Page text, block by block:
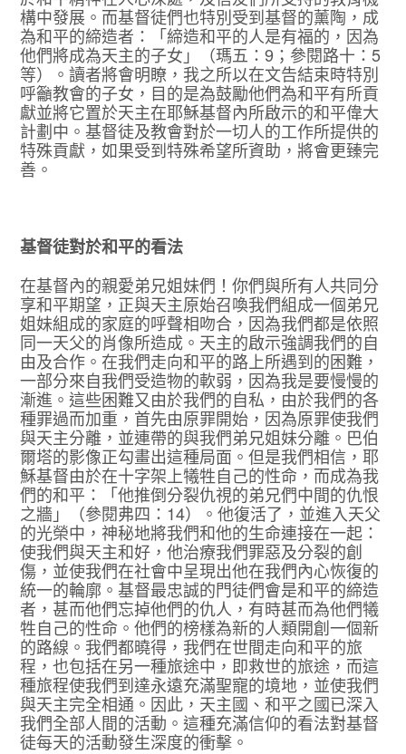
構中發展。而基督徒們也特別受到基督的薰陶，成
為和平的締造者：「締造和平的人是有福的，因為
他們將成為天主的子女」（瑪五：9；參閱路十：5
等）。讀者將會明瞭，我之所以在文告結束時特別
呼籲教會的子女，目的是為鼓勵他們為和平有所貢
獻並將它置於天主在耶穌基督內所啟示的和平偉大
計劃中。基督徒及教會對於一切人的工作所提供的
特殊貢獻，如果受到特殊希望所資助，將會更臻完
善。
基督徒對於和平的看法
在基督內的親愛弟兄姐妹們！你們與所有人共同分
享和平期望，正與天主原始召喚我們組成一個弟兄
姐妹組成的家庭的呼聲相吻合，因為我們都是依照
同一天父的肖像所造成。天主的啟示強調我們的自
由及合作。在我們走向和平的路上所遇到的困難，
一部分來自我們受造物的軟弱，因為我是要慢慢的
漸進。這些困難又由於我們的自私，由於我們的各
種罪過而加重，首先由原罪開始，因為原罪使我們
與天主分離，並連帶的與我們弟兄姐妹分離。巴伯
爾塔的影像正勾畫出這種局面。但是我們相信，耶
穌基督由於在十字架上犧牲自己的性命，而成為我
們的和平：「他推倒分裂仇視的弟兄們中間的仇恨
之牆」（參閱弗四：14）。他復活了，並進入天父
的光榮中，神秘地將我們和他的生命連接在一起：
使我們與天主和好，他治療我們罪惡及分裂的創
傷，並使我們在社會中呈現出他在我們內心恢復的
統一的輪廓。基督最忠誠的門徒們會是和平的締造
者，甚而他們忘掉他們的仇人，有時甚而為他們犧
牲自己的性命。他們的榜樣為新的人類開創一個新
的路線。我們都曉得，我們在世間走向和平的旅
程，也包括在另一種旅途中，即救世的旅途，而這
種旅程使我們到達永遠充滿聖寵的境地，並使我們
與天主完全相通。因此，天主國、和平之國已深入
我們全部人間的活動。這種充滿信仰的看法對基督
徒每天的活動發生深度的衝擊。